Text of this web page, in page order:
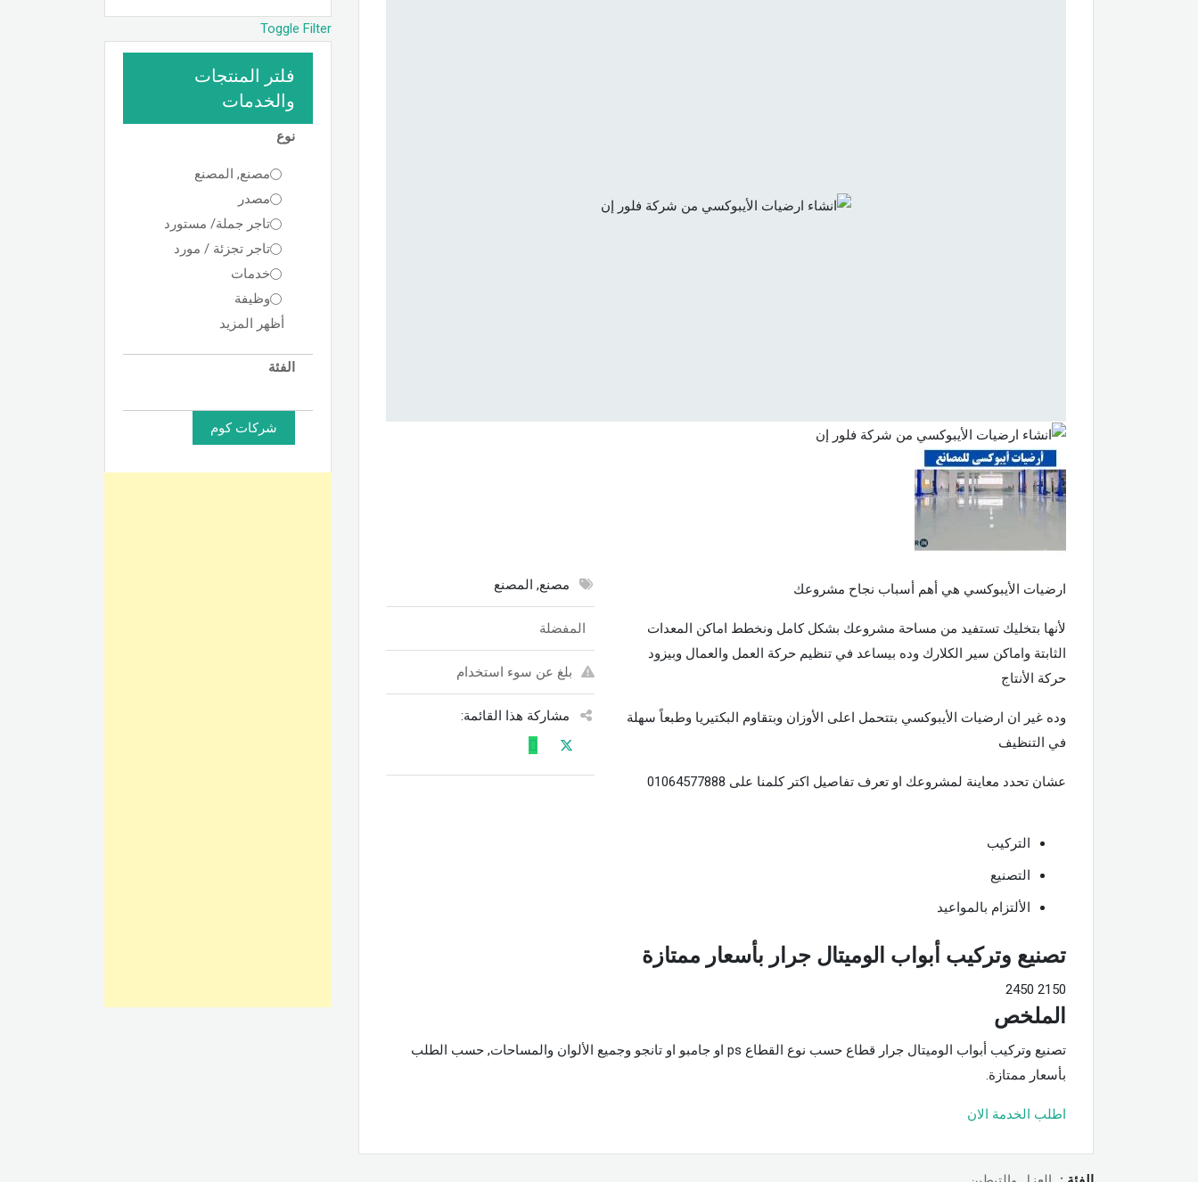
ارضيات الأيبوكسي هي أهم أسباب نجاح مشروعك
لأنها بتخليك تستفيد من مساحة مشروعك بشكل كامل ونخطط اماكن المعدات
الثابتة واماكن سير الكلارك وده بيساعد في تنظيم حركة العمل والعمال وبيزود
حركة الأنتاج
وده غير ان ارضيات الأيبوكسي بتتحمل اعلى الأوزان وبتقاوم البكتيريا وطبعاً سهلة
في التنظيف
عشان تحدد معاينة لمشروعك او تعرف تفاصيل اكتر كلمنا على 01064577888
مصنع, المصنع
المفضلة
بلغ عن سوء استخدام
مشاركة هذا القائمة:
التركيب
التصنيع
الألتزام بالمواعيد
تصنيع وتركيب أبواب الوميتال جرار بأسعار ممتازة
2150
2450
الملخص
تصنيع وتركيب أبواب الوميتال جرار قطاع حسب نوع القطاع ps او جامبو او تانجو وجميع الألوان والمساحات, حسب الطلب
بأسعار ممتازة.
اطلب الخدمة الان
Toggle Filter
فلتر المنتجات
والخدمات
نوع
مصنع, المصنع
مصدر
تاجر جملة/ مستورد
تاجر تجزئة / مورد
خدمات
وظيفة
أظهر المزيد
الفئة
شركات كوم